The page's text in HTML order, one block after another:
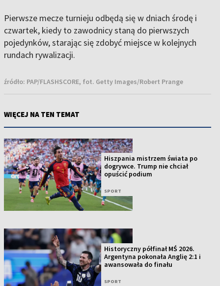
Pierwsze mecze turnieju odbędą się w dniach środę i
czwartek, kiedy to zawodnicy staną do pierwszych
pojedynków, starając się zdobyć miejsce w kolejnych
rundach rywalizacji.
źródło: PAP/FLASHSCORE, fot. Getty Images/Robert Prange
WIĘCEJ NA TEN TEMAT
Hiszpania mistrzem świata po
dogrywce. Trump nie chciał
opuścić podium
SPORT
Historyczny półfinał MŚ 2026.
Argentyna pokonała Anglię 2:1 i
awansowała do finału
SPORT